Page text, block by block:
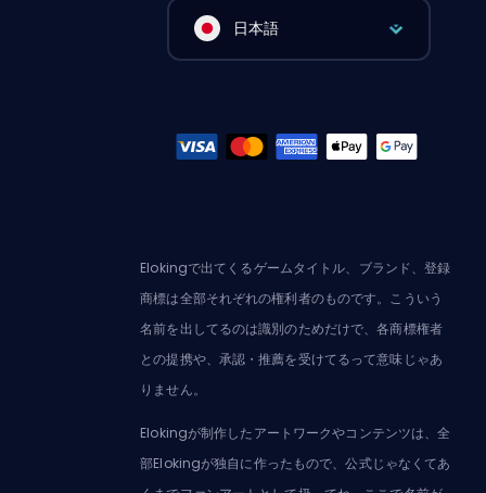
日本語
Elokingで出てくるゲームタイトル、ブランド、登録
商標は全部それぞれの権利者のものです。こういう
名前を出してるのは識別のためだけで、各商標権者
との提携や、承認・推薦を受けてるって意味じゃあ
りません。
Elokingが制作したアートワークやコンテンツは、全
部Elokingが独自に作ったもので、公式じゃなくてあ